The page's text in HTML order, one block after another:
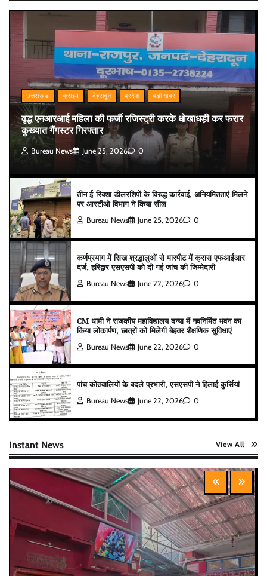
उत्तराखंड क्राइम देहरादून प्रदेश बड़ी खबर
वृद्ध एनआरआई महिला की फर्जी रजिस्ट्री करके धोखाधड़ी कर फरार
कुख्यात गैंगस्टर गिरफ्तार
Bureau News June 25, 2026 0
तीन ई-रिक्शा डीलरशिपों के विरुद्ध कार्रवाई, अनियमितताएं मिलने
पर आरटीओ विभाग ने किया सील
Bureau News June 25, 2026 0
कर्णप्रयाग में सिख श्रद्धालुओं से मारपीट में क्रास एफआईआर
दर्ज, हरिद्वार एसएसपी को दी गई जांच की जिम्मेदारी
Bureau News June 22, 2026 0
CM धामी ने राजकीय महाविद्यालय दन्या में नवनिर्मित भवन का
किया लोकार्पण, छात्रों को मिलेंगी बेहतर शैक्षणिक सुविधाएं
Bureau News June 22, 2026 0
पांच कोतवालियों के बदले प्रभारी, एसएसपी ने हिलाई कुर्सियां
Bureau News June 22, 2026 0
Instant News View All